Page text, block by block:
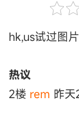
hk,us试过图
热议
2楼 rem 昨